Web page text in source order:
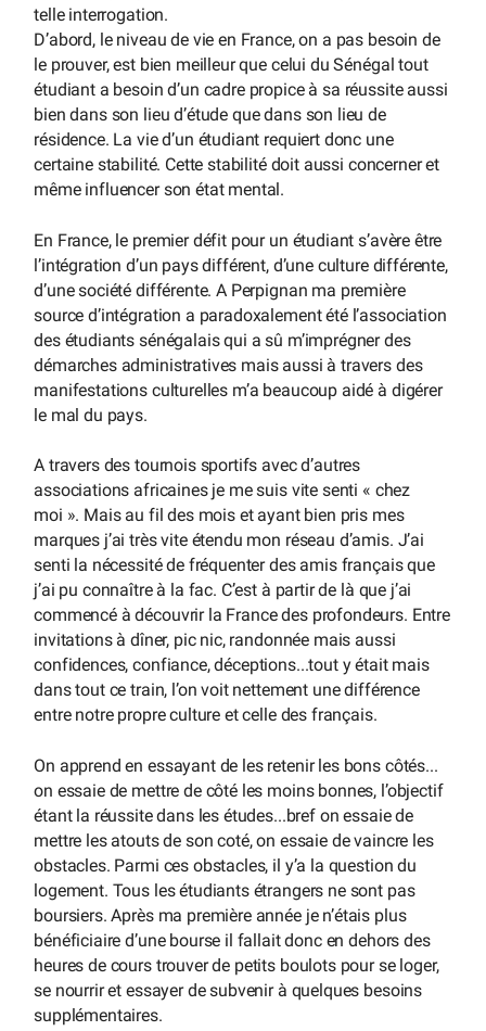
telle interrogation.
D’abord, le niveau de vie en France, on a pas besoin de
le prouver, est bien meilleur que celui du Sénégal tout
étudiant a besoin d’un cadre propice à sa réussite aussi
bien dans son lieu d’étude que dans son lieu de
résidence. La vie d’un étudiant requiert donc une
certaine stabilité. Cette stabilité doit aussi concerner et
même influencer son état mental.
En France, le premier défit pour un étudiant s’avère être
l’intégration d’un pays différent, d’une culture différente,
d’une société différente. A Perpignan ma première
source d’intégration a paradoxalement été l’association
des étudiants sénégalais qui a sû m’imprégner des
démarches administratives mais aussi à travers des
manifestations culturelles m’a beaucoup aidé à digérer
le mal du pays.
A travers des tournois sportifs avec d’autres
associations africaines je me suis vite senti « chez
moi ». Mais au fil des mois et ayant bien pris mes
marques j’ai très vite étendu mon réseau d’amis. J’ai
senti la nécessité de fréquenter des amis français que
j’ai pu connaître à la fac. C’est à partir de là que j’ai
commencé à découvrir la France des profondeurs. Entre
invitations à dîner, pic nic, randonnée mais aussi
confidences, confiance, déceptions...tout y était mais
dans tout ce train, l’on voit nettement une différence
entre notre propre culture et celle des français.
On apprend en essayant de les retenir les bons côtés...
on essaie de mettre de côté les moins bonnes, l’objectif
étant la réussite dans les études...bref on essaie de
mettre les atouts de son coté, on essaie de vaincre les
obstacles. Parmi ces obstacles, il y’a la question du
logement. Tous les étudiants étrangers ne sont pas
boursiers. Après ma première année je n’étais plus
bénéficiaire d’une bourse il fallait donc en dehors des
heures de cours trouver de petits boulots pour se loger,
se nourrir et essayer de subvenir à quelques besoins
supplémentaires.